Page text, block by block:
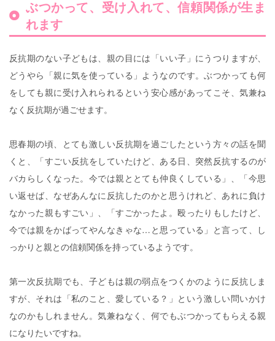
ぶつかって、受け入れて、信頼関係が生ま
れます
反抗期のない子どもは、親の目には「いい子」にうつりますが、
どうやら「親に気を使っている」ようなのです。ぶつかっても何
をしても親に受け入れられるという安心感があってこそ、気兼ね
なく反抗期が過ごせます。
思春期の頃、とても激しい反抗期を過ごしたという方々の話を聞
くと、「すごい反抗をしていたけど、ある日、突然反抗するのが
バカらしくなった。今では親ととても仲良くしている」、「今思
い返せば、なぜあんなに反抗したのかと思うけれど、あれに負け
なかった親もすごい」、「すごかったよ。殴ったりもしたけど、
今では親をかばってやんなきゃな…と思っている」と言って、し
っかりと親との信頼関係を持っているようです。
第一次反抗期でも、子どもは親の弱点をつくかのように反抗しま
すが、それは「私のこと、愛している？」という激しい問いかけ
なのかもしれません。気兼ねなく、何でもぶつかってもらえる親
になりたいですね。